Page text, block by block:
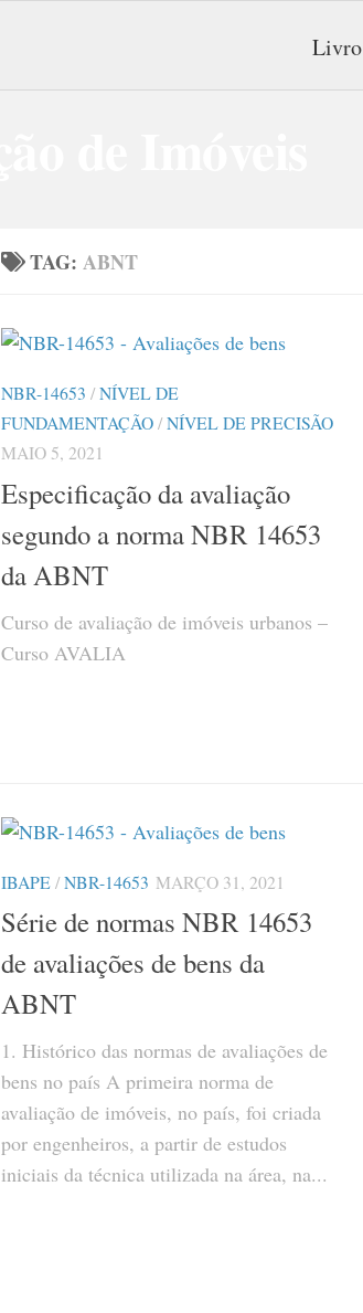
Livro
TAG: ABNT
NBR-14653 /NÍVEL DE
FUNDAMENTAÇÃO/NÍVEL DE PRECISÃO
MAIO 5, 2021
Especificação da avaliação
segundo a norma NBR 14653
da ABNT
Curso de avaliação de imóveis urbanos –
Curso AVALIA
IBAPE/NBR-14653 MARÇO 31, 2021
Série de normas NBR 14653
de avaliações de bens da
ABNT
1. Histórico das normas de avaliações de
bens no país A primeira norma de
avaliação de imóveis, no país, foi criada
por engenheiros, a partir de estudos
iniciais da técnica utilizada na área, na...